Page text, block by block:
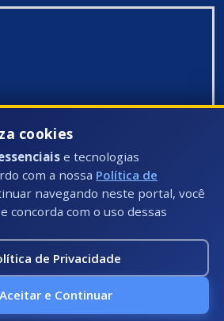
Reservados ©: 2026
Soluções
cookies
e tecnologias
com a nossa Política de
navegando neste portal, você
concorda com o uso dessas
de Privacidade
Aceitar e Continuar